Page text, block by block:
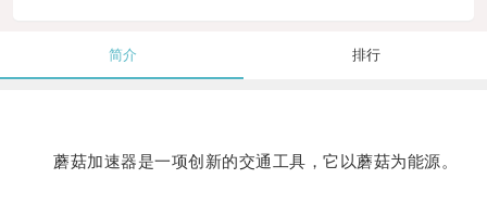
简介 排行
蘑菇加速器是一项创新的交通工具，它以蘑菇为能源。